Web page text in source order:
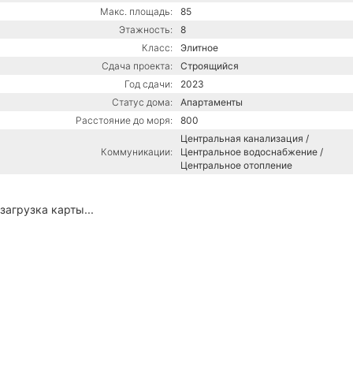
Макс. площадь:
85
Этажность:
8
Класс:
Элитное
Сдача проекта:
Строящийся
Год сдачи:
2023
Статус дома:
Апартаменты
Расстояние до моря:
800
Коммуникации:
Центральная канализация /
Центральное водоснабжение /
Центральное отопление
загрузка карты...